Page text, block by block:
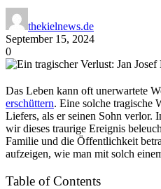
thekielnews.de
September 15, 2024
0
Das Leben kann oft unerwartete
erschüttern. Eine solche tragische
Liefers, als er seinen Sohn verlor.
wir dieses traurige Ereignis
Familie und die Öffentlichkeit
aufzeigen, wie man mit solch
Table of Contents